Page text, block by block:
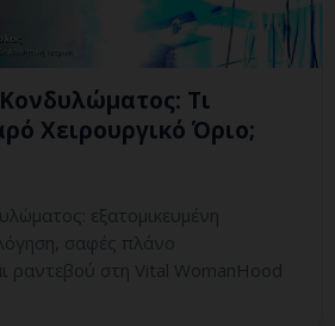
Τι
Χειρουργικό Όριο;
εξατομικευμένη
σαφές πλάνο
ραντεβού στη Vital WomanHood